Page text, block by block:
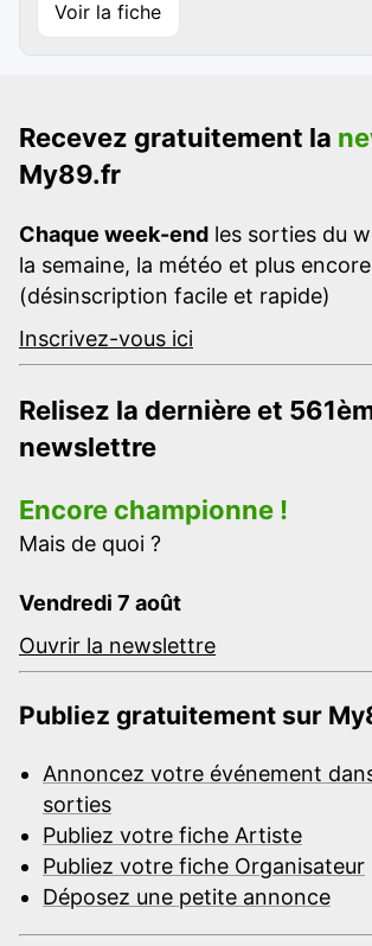
Voir la fiche
Recevez gratuitement la
My89.fr
Chaque week-end les sorties du
la semaine, la météo et plus encore
(désinscription facile et rapide)
Inscrivez-vous ici
Relisez la dernière et
newslettre
Encore championne !
Mais de quoi ?
Vendredi 7 août
Ouvrir la newslettre
Publiez gratuitement sur
Annoncez votre événement
sorties
Publiez votre fiche Artiste
Publiez votre fiche Organisateur
Déposez une petite annonce